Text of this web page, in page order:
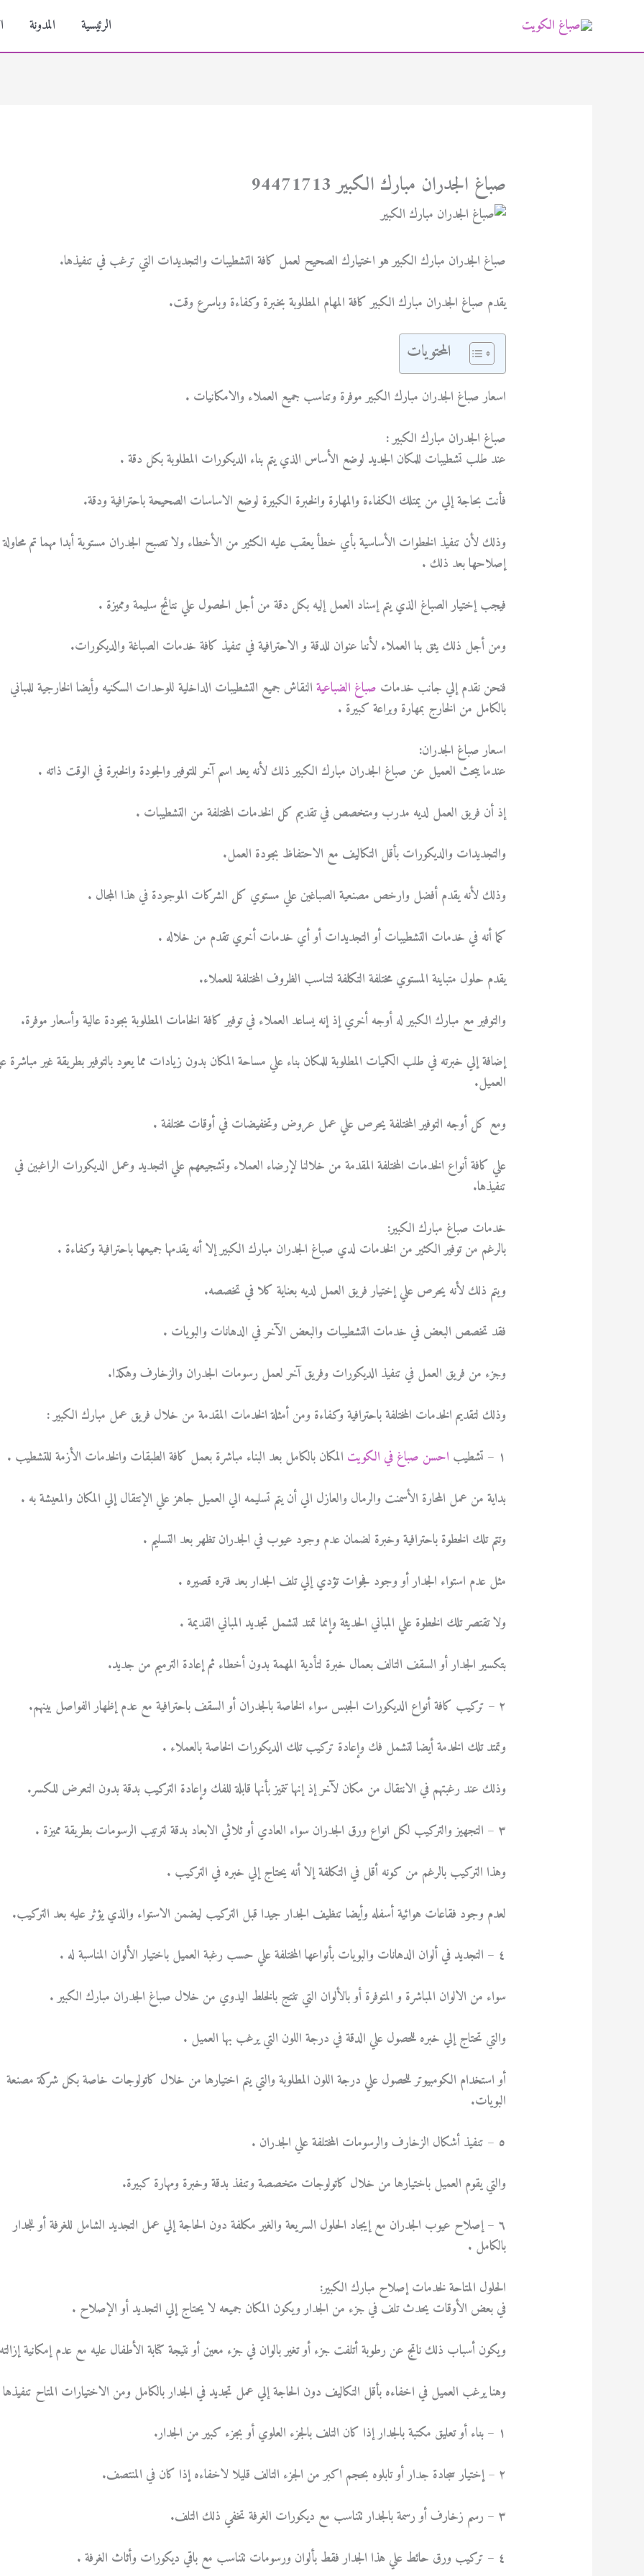
المحتوى
الرئيسية المدونة
صباغ الجدران مبارك الكبير 94471713
صباغ الجدران مبارك الكبير هو اختيارك الصحيح لعمل كافة التشطيبات والتجديدات التي ترغب في تنفيذها.
يقدم صباغ الجدران مبارك الكبير كافة المهام المطلوبة بخبرة وكفاءة وباسرع وقت.
المحتويات
اسعار صباغ الجدران مبارك الكبير موفرة وتناسب جميع العملاء والامكانيات .
صباغ الجدران مبارك الكبير :
عند طلب تشطيبات للمكان الجديد لوضع الأساس الذي يتم بناء الديكورات المطلوبة بكل دقة .
فأنت بحاجة إلي من يمتلك الكفاءة والمهارة والخبرة الكبيرة لوضع الاساسات الصحيحة باحترافية ودقة.
وذلك لأن تنفيذ الخطوات الأساسية بأي خطأ يعقب عليه الكثير من الأخطاء ولا تصبح الجدران مستوية أبدا مهما تم محاولة
إصلاحها بعد ذلك .
فيجب إختيار الصباغ الذي يتم إسناد العمل إليه بكل دقة من أجل الحصول علي نتائج سليمة ومميزة .
ومن أجل ذلك يثق بنا العملاء لأننا عنوان للدقة و الاحترافية في تنفيذ كافة خدمات الصباغة والديكورات.
فنحن نقدم إلي جانب خدمات صباغ الضباعيةالنقاش جميع التشطيبات الداخلية للوحدات السكنيه وأيضا الخارجية للمباني
بالكامل من الخارج بمهارة وبراعة كبيرة .
اسعار صباغ الجدران:
عندما يبحث العميل عن صباغ الجدران مبارك الكبير ذلك لأنه يعد اسم آخر للتوفير والجودة والخبرة في الوقت ذاته .
إذ أن فريق العمل لديه مدرب ومتخصص في تقديم كل الخدمات المختلفة من التشطيبات .
والتجديدات والديكورات بأقل التكاليف مع الاحتفاظ بجودة العمل.
وذلك لأنه يقدم أفضل وارخص مصنعية الصباغين علي مستوي كل الشركات الموجودة في هذا المجال .
كما أنه في خدمات التشطيبات أو التجديدات أو أي خدمات أخري تقدم من خلاله .
يقدم حلول متباينة المستوي مختلفة التكلفة لتناسب الظروف المختلفة للعملاء.
والتوفير مع مبارك الكبير له أوجه أخري إذ إنه يساعد العملاء في توفير كافة الخامات المطلوبة بجودة عالية وأسعار موفرة.
إضافة إلي خبرته في طلب الكميات المطلوبة للمكان بناء علي مساحة المكان بدون زيادات مما يعود بالتوفير بطريقة غير مباشرة
العميل.
ومع كل أوجه التوفير المختلفة يحرص علي عمل عروض وتخفيضات في أوقات مختلفة .
علي كافة أنواع الخدمات المختلفة المقدمة من خلالنا لإرضاء العملاء وتشجيعهم علي التجديد وعمل الديكورات الراغبين في
تنفيذها.
خدمات صباغ مبارك الكبير:
بالرغم من توفير الكثير من الخدمات لدي صباغ الجدران مبارك الكبير إلا أنه يقدمها جميعها باحترافية وكفاءة .
ويتم ذلك لأنه يحرص علي إختيار فريق العمل لديه بعناية كلا في تخصصه.
فقد تخصص البعض في خدمات التشطيبات والبعض الآخر في الدهانات والبويات .
وجزء من فريق العمل في تنفيذ الديكورات وفريق آخر لعمل رسومات الجدران والزخارف وهكذا.
وذلك لتقديم الخدمات المختلفة باحترافية وكفاءة ومن أمثلة الخدمات المقدمة من خلال فريق عمل مبارك الكبير :
١ – تشطيب
احسن صباغ في الكويت المكان بالكامل بعد البناء مباشرة بعمل كافة الطبقات والخدمات الأزمة للتشطيب .
بداية من عمل المحارة الأسمنت والرمال والعازل الي أن يتم تسليمه الي العميل جاهز علي الإنتقال إلي المكان والمعيشة به .
وتتم تلك الخطوة باحترافية وخبرة لضمان عدم وجود عيوب في الجدران تظهر بعد التسليم .
مثل عدم استواء الجدار أو وجود فجوات تؤدي إلي تلف الجدار بعد فتره قصيره .
ولا تقتصر تلك الخطوة علي المباني الحديثة وإنما تمتد لتشمل تجديد المباني القديمة .
بتكسير الجدار أو السقف التالف بعمال خبرة لتأدية المهمة بدون أخطاء ثم إعادة الترميم من جديد.
٢ – تركيب كافة أنواع الديكورات الجبس سواء الخاصة بالجدران أو السقف باحترافية مع عدم إظهار الفواصل بينهم.
وتمتد تلك الخدمة أيضا لتشمل فك وإعادة تركيب تلك الديكورات الخاصة بالعملاء .
وذلك عند رغبتهم في الانتقال من مكان لآخر إذ إنها تتميز بأنها قابلة للفك وإعادة التركيب بدقة بدون التعرض للكسر.
٣ – التجهيز والتركيب لكل انواع ورق الجدران سواء العادي أو ثلاثي الابعاد بدقة لترتيب الرسومات بطريقة مميزة .
وهذا التركيب بالرغم من كونه أقل في التكلفة إلا أنه يحتاج إلي خبره في التركيب .
لعدم وجود فقاعات هوائية أسفله وأيضا تنظيف الجدار جيدا قبل التركيب ليضمن الاستواء والذي يؤثر عليه بعد التركيب.
٤ – التجديد في ألوان الدهانات والبويات بأنواعها المختلفة علي حسب رغبة العميل باختيار الألوان المناسبة له .
سواء من الالوان المباشرة و المتوفرة أو بالألوان التي تنتج بالخلط اليدوي من خلال صباغ الجدران مبارك الكبير .
والتي تحتاج إلي خبره للحصول علي الدقة في درجة اللون التي يرغب بها العميل .
أو استخدام الكومبيوتر للحصول علي درجة اللون المطلوبة والتي يتم اختيارها من خلال كاتولوجات خاصة بكل شركة مصنعة
البويات.
٥ – تنفيذ أشكال الزخارف والرسومات المختلفة علي الجدران .
والتي يقوم العميل باختيارها من خلال كاتولوجات متخصصة وتنفذ بدقة وخبرة ومهارة كبيرة.
٦ – إصلاح عيوب الجدران مع إيجاد الحلول السريعة والغير مكلفة دون الحاجة إلي عمل التجديد الشامل للغرفة أو للجدار
بالكامل .
الحلول المتاحة لخدمات إصلاح مبارك الكبير:
في بعض الأوقات يحدث تلف في جزء من الجدار ويكون المكان جميعه لا يحتاج إلي التجديد أو الإصلاح .
ويكون أسباب ذلك ناتج عن رطوبة أتلفت جزء أو تغير بالوان في جزء معين أو نتيجة كتابة الأطفال عليه مع عدم إمكانية
وهنا يرغب العميل في اخفاءه بأقل التكاليف دون الحاجة إلي عمل تجديد في الجدار بالكامل ومن الاختيارات المتاح
١ – بناء أو تعليق مكتبة بالجدار إذا كان التلف بالجزء العلوي أو بجزء كبير من الجدار.
٢ – إختيار سجادة جدار أو تابلوه بحجم اكبر من الجزء التالف قليلا لاخفاءه إذا كان في المنتصف.
٣ – رسم زخارف أو رسمة بالجدار تتناسب مع ديكورات الغرفة تخفي ذلك التلف.
٤ – تركيب ورق حائط علي هذا الجدار فقط بألوان ورسومات تتناسب مع باقي ديكورات وأثاث الغرفة .